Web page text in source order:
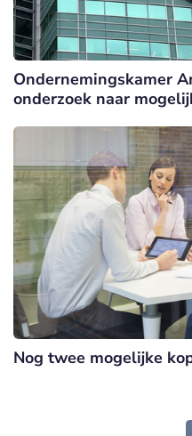
Ondernemingskamer
onderzoek naar
Nog twee mogelijke